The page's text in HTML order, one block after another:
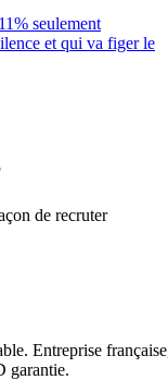
seulement
et qui va figer le
de recruter
Entreprise
garantie.